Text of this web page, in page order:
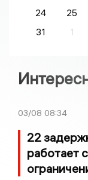
24
25
31
1
03/08 08:34
22
работает